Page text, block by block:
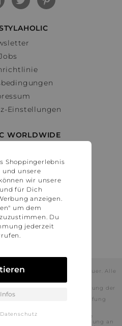
Einstellungen
WORLDWIDE
France
States
gesetzlichen Mehrwertsteuer. Alle
Rabatte, die durch die Nutzung der
Partner voraussichtlich
führt keine vollständige Prüfung
kann daher in Einzelfällen
von unserem
Shop nicht oder nur teilweise
hinaus kann deren Verwendung an
Shoppingerlebnis
unsere
wir unsere
für Dich
anzeigen.
um dem
Du
jederzeit
Datenschutz